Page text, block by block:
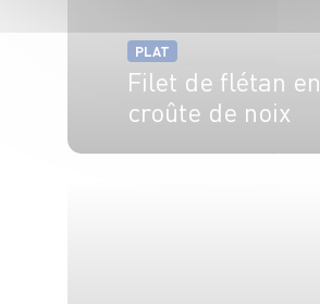
PLAT
Filet de flétan en
croûte de noix